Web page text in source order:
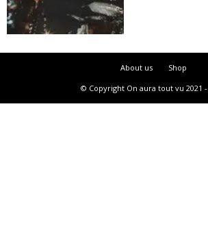
About us
Shop
© Copyright On aura tout vu 2021 -